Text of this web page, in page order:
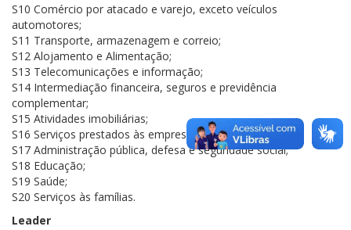
S10 Comércio por atacado e varejo, exceto veículos
automotores;
S11 Transporte, armazenagem e correio;
S12 Alojamento e Alimentação;
S13 Telecomunicações e informação;
S14 Intermediação financeira, seguros e previdência
complementar;
S15 Atividades imobiliárias;
S16 Serviços prestados às empresas;
S17 Administração pública, defesa e seguridade social;
S18 Educação;
S19 Saúde;
S20 Serviços às famílias.
Leader